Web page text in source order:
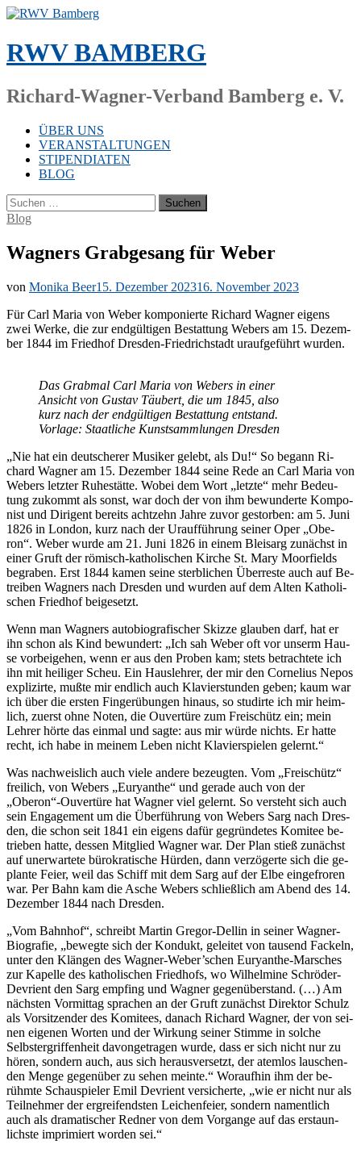
Zum
springen
RWV BAMBERG
Richard-Wagner-Verband Bamberg e. V.
ÜBER UNS
VERANSTALTUNGEN
STIPENDIATEN
BLOG
Suchen
nach:
Blog
Wagners Grabgesang für Weber
von Monika Beer15. Dezember 202316. November 2023
Für Carl Ma­ria von We­ber kom­po­nier­te Ri­chard Wag­ner ei­gens
zwei Wer­ke, die zur end­gül­ti­gen Be­stat­tung We­bers am 15. De­zem­
ber 1844 im Fried­hof Dres­den-Fried­rich­stadt ur­auf­ge­führt wurden.
Das Grab­mal Carl Ma­ria von We­bers in ei­ner
An­sicht von Gus­tav Täu­bert, die um 1845, also
kurz nach der end­gül­ti­gen Be­stat­tung ent­stand.
Vor­la­ge: Staat­li­che Kunst­samm­lun­gen Dresden
„Nie hat ein deut­sche­rer Mu­si­ker ge­lebt, als Du!“ So be­gann Ri­
chard Wag­ner am 15. De­zem­ber 1844 sei­ne Rede an Carl Ma­ria von
We­bers letz­ter Ru­he­stät­te. Wo­bei dem Wort „letz­te“ mehr Be­deu­
tung zu­kommt als sonst, war doch der von ihm be­wun­der­te Kom­po­
nist und Di­ri­gent be­reits acht­zehn Jah­re zu­vor ge­stor­ben: am 5. Juni
1826 in Lon­don, kurz nach der Ur­auf­füh­rung sei­ner Oper „Obe­
ron“. We­ber wur­de am 21. Juni 1826 in ei­nem Blei­sarg zu­nächst in
ei­ner Gruft der rö­misch-ka­tho­li­schen Kir­che St. Mary Moor­fields
be­gra­ben. Erst 1844 ka­men sei­ne sterb­li­chen Über­res­te auch auf Be­
trei­ben Wag­ners nach Dres­den und wur­den auf dem Al­ten Ka­tho­li­
schen Fried­hof beigesetzt.
Wenn man Wag­ners au­to­bio­gra­fi­scher Skiz­ze glau­ben darf, hat er
ihn schon als Kind be­wun­dert: „Ich sah We­ber oft vor un­serm Hau­
se vor­bei­ge­hen, wenn er aus den Pro­ben kam; stets be­trach­te­te ich
ihn mit hei­li­ger Scheu. Ein Haus­leh­rer, der mir den Cor­ne­li­us Nepos
ex­pli­zir­te, muß­te mir end­lich auch Kla­vier­stun­den ge­ben; kaum war
ich über die ers­ten Fin­ger­übun­gen hin­aus, so stu­dir­te ich mir heim­
lich, zu­erst ohne No­ten, die Ou­ver­tü­re zum Frei­schütz ein; mein
Leh­rer hör­te das ein­mal und sag­te: aus mir wür­de nichts. Er hat­te
recht, ich habe in mei­nem Le­ben nicht Kla­vier­spie­len gelernt.“
Was nach­weis­lich auch vie­le an­de­re be­zeug­ten. Vom „Frei­schütz“
frei­lich, von We­bers „Eu­ryan­the“ und ge­ra­de auch von der
„Oberon“-Ouvertüre hat Wag­ner viel ge­lernt. So ver­steht sich auch
sein En­ga­ge­ment um die Über­füh­rung von We­bers Sarg nach Dres­
den, die schon seit 1841 ein ei­gens da­für ge­grün­de­tes Ko­mi­tee be­
trie­ben hat­te, des­sen Mit­glied Wag­ner war. Der Plan stieß zu­nächst
auf un­er­war­te­te bü­ro­kra­ti­sche Hür­den, dann ver­zö­ger­te sich die ge­
plan­te Fei­er, weil das Schiff mit dem Sarg auf der Elbe ein­ge­fro­ren
war. Per Bahn kam die Asche We­bers schließ­lich am Abend des 14.
De­zem­ber 1844 nach Dresden.
„Vom Bahn­hof“, schreibt Mar­tin Gre­gor-Del­lin in sei­ner Wag­ner-
Bio­gra­fie, „be­weg­te sich der Kon­dukt, ge­lei­tet von tau­send Fa­ckeln,
un­ter den Klän­gen des Wagner-Weber’schen Eu­ryan­the-Mar­sches
zur Ka­pel­le des ka­tho­li­schen Fried­hofs, wo Wil­hel­mi­ne Schrö­der-
De­vri­ent den Sarg emp­fing und Wag­ner ge­gen­über­stand. (…) Am
nächs­ten Vor­mit­tag spra­chen an der Gruft zu­nächst Di­rek­tor Schulz
als Vor­sit­zen­der des Ko­mi­tees, da­nach Ri­chard Wag­ner, der von sei­
nen ei­ge­nen Wor­ten und der Wir­kung sei­ner Stim­me in sol­che
Selbst­er­grif­fen­heit da­von­ge­tra­gen wur­de, dass er sich nicht nur zu
hö­ren, son­dern auch, aus sich her­aus­ver­setzt, der atem­los lau­schen­
den Men­ge ge­gen­über zu se­hen mein­te.“ Wor­auf­hin ihm der be­
rühm­te Schau­spie­ler Emil De­vri­ent ver­si­cher­te, „wie er nicht nur als
Teil­neh­mer der er­grei­fends­ten Lei­chen­fei­er, son­dern na­ment­lich
auch als dra­ma­ti­scher Red­ner von dem Vor­gan­ge auf das er­staun­
lichs­te im­pri­miert wor­den sei.“